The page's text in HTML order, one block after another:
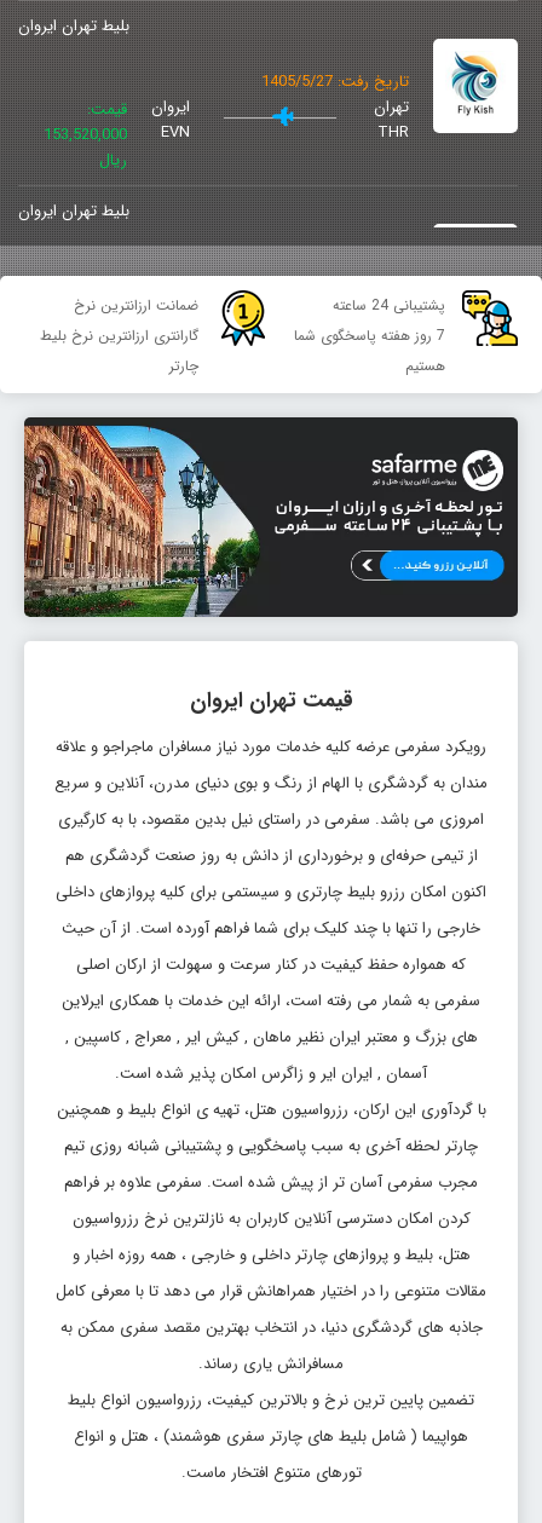
بلیط تهران ایروان
تاریخ رفت: 1405/5/27
تهران
THR
ایروان
EVN
قیمت:
153,520,000
ریال
بلیط تهران ایروان
تاریخ رفت: 1405/5/30
THR
EVN
153,520,000
ریال
بلیط تهران ایروان
تاریخ رفت: 1405/5/27
تهران
THR
ایروان
EVN
قیمت:
153,520,000
ریال
بلیط تهران ایروان
تاریخ رفت: 1405/5/30
تاریخ رفت: 1405/5/30
تهران
THR
ایروان
قیمت:
ریال
تاریخ رفت: 1405/5/30
تهران
ایروان
قیمت:
ریال
بلیط تهران ایروان
تاریخ رفت: 1405/5/27
تهران
THR
ایروان
قیمت:
161,600,000
ریال
بلیط تهران ایروان
تهران
THR
ایروان
EVN
قیمت:
163,115,000
پشتیبانی 24 ساعته
7 روز هفته پاسخگوی شما
هستیم
ضمانت ارزانترین نرخ
گارانتری ارزانترین نرخ بلیط
چارتر
قیمت تهران ایروان
رویکرد سفرمی عرضه کلیه خدمات مورد نیاز مسافران ماجراجو و علاقه
مندان به گردشگری با الهام از رنگ و بوی دنیای مدرن، آنلاین و سریع
امروزی می باشد. سفرمی در راستای نیل بدین مقصود، با به کارگیری
از تیمی حرفه‌ای و برخورداری از دانش به روز صنعت گردشگری هم
اکنون امکان رزرو بلیط چارتری و سیستمی برای کلیه پروازهای داخلی
خارجی را تنها با چند کلیک برای شما فراهم آورده است. از آن حیث
که همواره حفظ کیفیت در کنار سرعت و سهولت از ارکان اصلی
سفرمی به شمار می رفته است، ارائه این خدمات با همکاری ایرلاین
های بزرگ و معتبر ایران نظیر ماهان , کیش ایر , معراج , کاسپین ,
آسمان , ایران ایر و زاگرس امکان پذیر شده است.
با گردآوری این ارکان، رزرواسیون هتل، تهیه ی انواع بلیط و همچنین
چارتر لحظه آخری به سبب پاسخگویی و پشتیبانی شبانه روزی تیم
مجرب سفرمی آسان تر از پیش شده است. سفرمی علاوه بر فراهم
کردن امکان دسترسی آنلاین کاربران به نازلترین نرخ رزرواسیون
هتل، بلیط و پروازهای چارتر داخلی و خارجی ، همه روزه اخبار و
مقالات متنوعی را در اختیار همراهانش قرار می دهد تا با معرفی کامل
جاذبه های گردشگری دنیا، در انتخاب بهترین مقصد سفری ممکن به
مسافرانش یاری رساند.
تضمین پایین ترین نرخ و بالاترین کیفیت، رزرواسیون انواع بلیط
هواپیما ( شامل بلیط های چارتر سفری هوشمند) ، هتل و انواع
تورهای متنوع افتخار ماست.